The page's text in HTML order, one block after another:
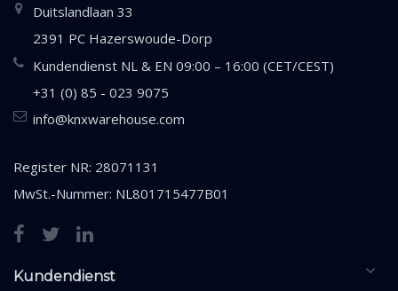
Duitslandlaan 33
2391 PC Hazerswoude-Dorp
Kundendienst NL & EN 09:00 – 16:00 (CET/CEST)
+31 (0) 85 - 023 9075
info@knxwarehouse.com
Register NR: 28071131
MwSt.-Nummer: NL801715477B01
Kundendienst